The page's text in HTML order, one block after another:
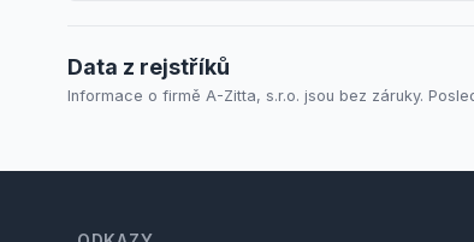
Data z rejstříků
Informace o firmě A-Zitta, s.r.o. jsou bez záruky.